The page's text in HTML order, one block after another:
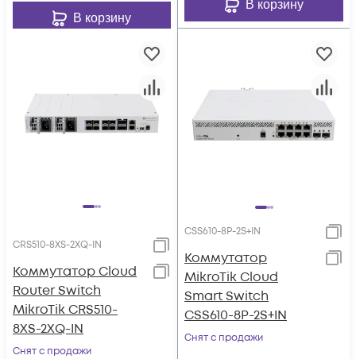
В корзину
В корзину
CRS510-8XS-2XQ-IN
Коммутатор Cloud
Router Switch
MikroTik CRS510-
8XS-2XQ-IN
Снят с продажи
CSS610-8P-2S+IN
Коммутатор
MikroTik Cloud
Smart Switch
CSS610-8P-2S+IN
Снят с продажи